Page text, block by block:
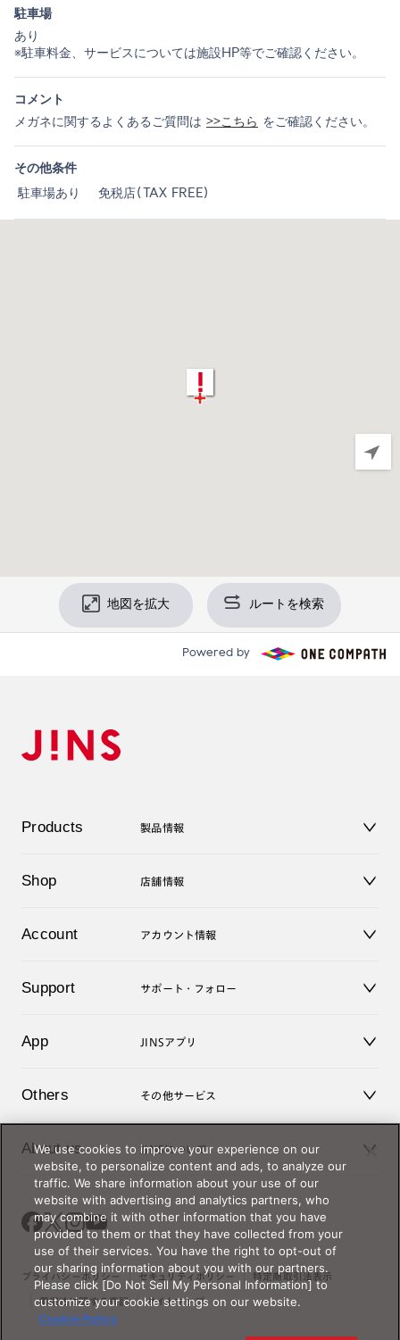
駐車場
あり
※駐車料金、サービスについては施設HP等でご確認ください。
コメント
メガネに関するよくあるご質問は >>こちら をご確認ください。
その他条件
駐車場あり
免税店(TAX FREE)
地図を拡大 ルートを検索
Powered by
Products 製品情報
サングラス
コンタクトレンズ
アクセサリー
Shop 店舗情報
オンラインショップ
Account アカウント情報
ログアウト
Support サポート・フォロー
よくあるご質問
お問い合せ
App JINSアプリ
Others その他サービス
レンズ交換
オンラインギフト
価格案内
About us JINSについて
Magnify Life
会社概要
採用情報
法人のお客様
出店について
プライバシーポリシー セキュリティポリシー 特定商取引法表示
薬機法に関する表記 サイトマップ
We use cookies to improve your experience on our
website, to personalize content and ads, to analyze our
traffic. We share information about your use of our
website with advertising and analytics partners, who
may combine it with other information that you have
provided to them or that they have collected from your
use of their services. You have the right to opt-out of
our sharing information about you with our partners.
Please click [Do Not Sell My Personal Information] to
customize your cookie settings on our website.
Cookie Policy